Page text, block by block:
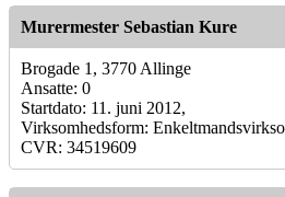
Murermester Sebastian Kure
Brogade 1, 3770 Allinge
Ansatte: 0
Startdato: 11. juni 2012,
Virksomhedsform:
CVR: 34519609